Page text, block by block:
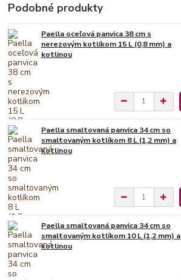
Podobné produkty
Paella oceľová panvica 38 cm s
nerezovým kotlíkom 15 L (0,8 mm) a
kotlinou
Paella smaltovaná panvica 34 cm so
smaltovaným kotlíkom 8 L (1,2 mm) a
kotlinou
Paella smaltovaná panvica 34 cm so
smaltovaným kotlíkom 10 L (1,2 mm) a
kotlinou